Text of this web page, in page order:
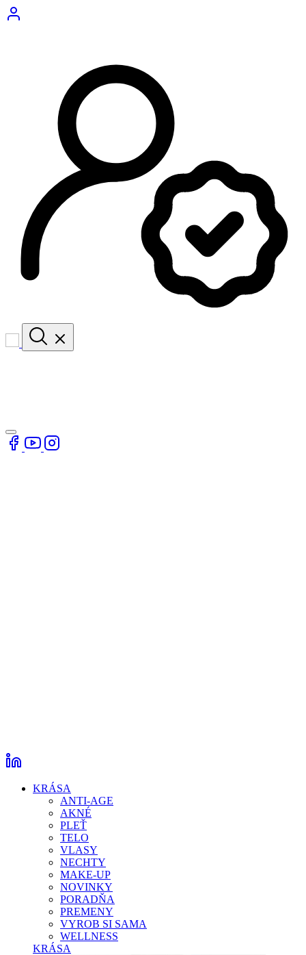
KRÁSA
ANTI-AGE
AKNÉ
PLEŤ
TELO
VLASY
NECHTY
MAKE-UP
NOVINKY
PORADŇA
PREMENY
VYROB SI SAMA
WELLNESS
KRÁSA